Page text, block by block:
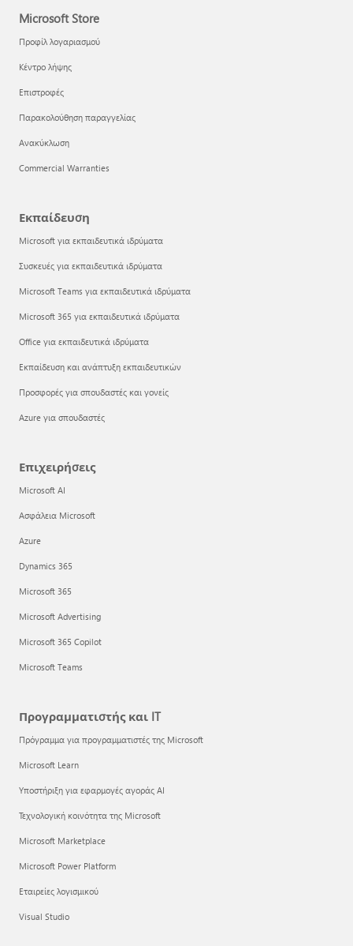
Microsoft Store
Προφίλ λογαριασμού
Κέντρο λήψης
Επιστροφές
Παρακολούθηση παραγγελίας
Ανακύκλωση
Commercial Warranties
Εκπαίδευση
Microsoft για εκπαιδευτικά ιδρύματα
Συσκευές για εκπαιδευτικά ιδρύματα
Microsoft Teams για εκπαιδευτικά ιδρύματα
Microsoft 365 για εκπαιδευτικά ιδρύματα
Office για εκπαιδευτικά ιδρύματα
Εκπαίδευση και ανάπτυξη εκπαιδευτικών
Προσφορές για σπουδαστές και γονείς
Azure για σπουδαστές
Επιχειρήσεις
Microsoft AI
Ασφάλεια Microsoft
Azure
Dynamics 365
Microsoft 365
Microsoft Advertising
Microsoft 365 Copilot
Microsoft Teams
Προγραμματιστής και IT
Πρόγραμμα για προγραμματιστές της Microsoft
Microsoft Learn
Υποστήριξη για εφαρμογές αγοράς AI
Τεχνολογική κοινότητα της Microsoft
Microsoft Marketplace
Microsoft Power Platform
Εταιρείες λογισμικού
Visual Studio